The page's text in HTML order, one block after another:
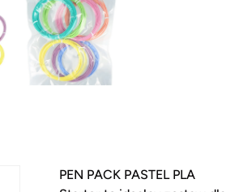
PEN PACK PASTEL PLA